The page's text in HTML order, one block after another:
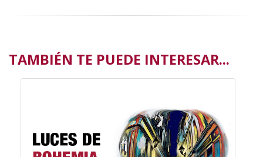
TAMBIÉN TE PUEDE INTERESAR...